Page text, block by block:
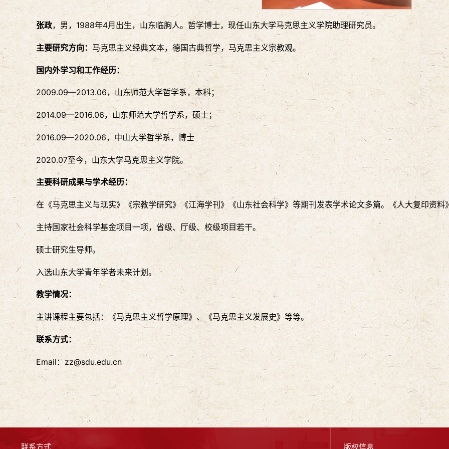
张政，男，1988年4月出生，山东临朐人。哲学博士，现任山东大学马克思主义学院助理研究员。
主要研究方向：马克思主义经典文本，德国古典哲学，马克思主义宗教观。
国内外学习和工作经历：
2009.09—2013.06，山东师范大学哲学系，本科；
2014.09—2016.06，山东师范大学哲学系，硕士；
2016.09—2020.06，中山大学哲学系，博士
2020.07至今，山东大学马克思主义学院。
主要科研成果与学术经历：
在《马克思主义与现实》《宗教学研究》《江海学刊》《山东社会科学》等期刊发表学术论文多篇。《人大复印资料
主持国家社会科学基金项目一项，省级、厅级、校级项目若干。
硕士研究生导师。
入选山东大学青年学者未来计划。
教学情况：
主讲课程主要包括：《马克思主义哲学原理》、《马克思主义发展史》等等。
联系方式：
Email：zz@sdu.edu.cn
联系方式 版权信息